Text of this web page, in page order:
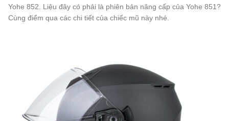
Yohe 852. Liệu đây có phải là phiên bản nâng cấp của Yohe 851?
Cùng điểm qua các chi tiết của chiếc mũ này nhé.